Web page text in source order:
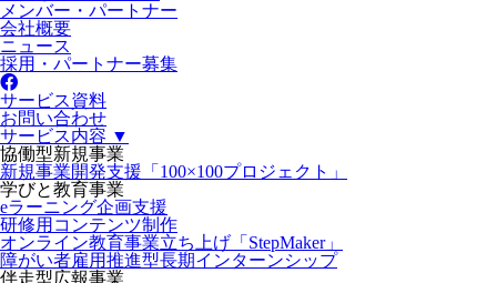
メンバー・パートナー
会社概要
ニュース
採用・パートナー募集
サービス資料
お問い合わせ
サービス内容 ▼
協働型新規事業
新規事業開発支援「100×100プロジェクト」
学びと教育事業
eラーニング企画支援
研修用コンテンツ制作
オンライン教育事業立ち上げ「StepMaker」
障がい者雇用推進型長期インターンシップ
伴走型広報事業